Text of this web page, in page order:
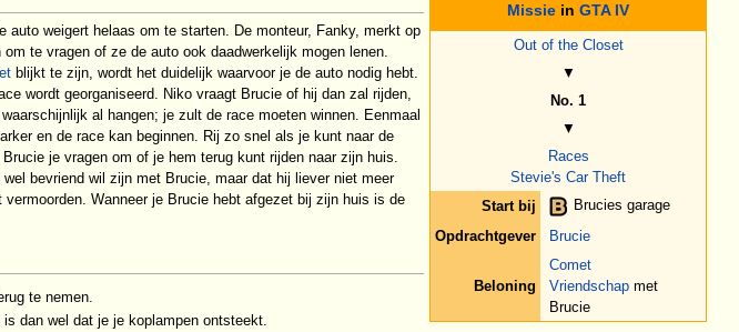
Missie in GTA IV
Out of the Closet
▼
No. 1
▼
Races
Stevie's Car Theft
Start bij
Brucies garage
Opdrachtgever
Brucie
Beloning
Comet
Vriendschap met
Brucie
auto weigert helaas om te starten. De monteur, Fanky, merkt op
te vragen of ze de auto ook daadwerkelijk mogen lenen.
blijkt te zijn, wordt het duidelijk waarvoor je de auto nodig hebt.
wordt georganiseerd. Niko vraagt Brucie of hij dan zal rijden,
al hangen; je zult de race moeten winnen. Eenmaal
en de race kan beginnen. Rij zo snel als je kunt naar de
je vragen om of je hem terug kunt rijden naar zijn huis.
bevriend wil zijn met Brucie, maar dat hij liever niet meer
Wanneer je Brucie hebt afgezet bij zijn huis is de
te nemen.
dan wel dat je je koplampen ontsteekt.